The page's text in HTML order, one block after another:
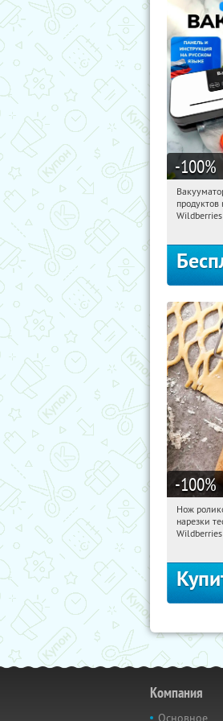
-100%
Россия
продуктов
Wildberries
-100%
Россия
Нож
нарезки
Wildberries
Компания
Основное